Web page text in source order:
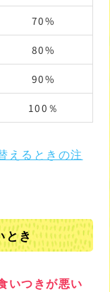
70%
80%
90%
100％
えるときの注
とき
いつきが悪い